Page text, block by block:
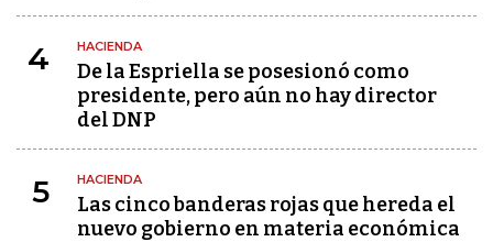
4 HACIENDA
De la Espriella se posesionó como
presidente, pero aún no hay director
del DNP
5 HACIENDA
Las cinco banderas rojas que hereda el
nuevo gobierno en materia económica